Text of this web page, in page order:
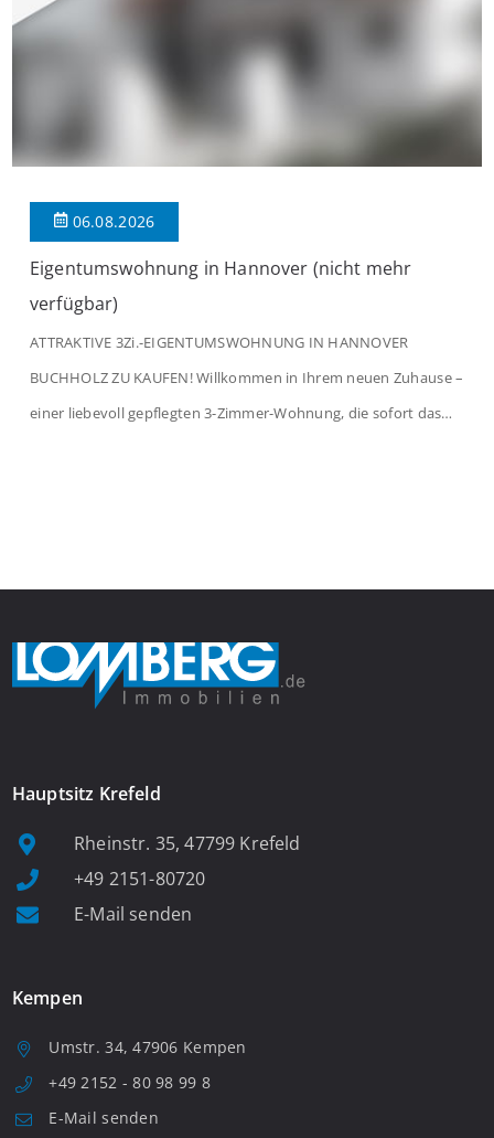
06.08.2026
Eigentumswohnung in Hannover (nicht mehr
verfügbar)
ATTRAKTIVE 3Zi.-EIGENTUMSWOHNUNG IN HANNOVER
BUCHHOLZ ZU KAUFEN! Willkommen in Ihrem neuen Zuhause –
einer liebevoll gepflegten 3-Zimmer-Wohnung, die sofort das
Hauptsitz Krefeld
Rheinstr. 35, 47799 Krefeld
+49 2151-80720
E-Mail senden
Kempen
Umstr. 34, 47906 Kempen
+49 2152 - 80 98 99 8
E-Mail senden